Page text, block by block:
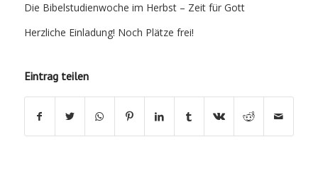
Die Bibelstudienwoche im Herbst – Zeit für Gott
Herzliche Einladung! Noch Plätze frei!
Eintrag teilen